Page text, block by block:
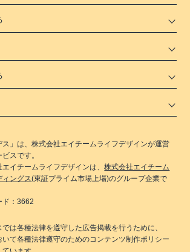
ス 」は、株式会社エイチームライフデザインが運営
スです。
エイチームライフデザインは、株式会社エイチーム
ィングス(東証プライム市場上場)のグループ企業で
ド：3662
では各種法律を遵守した広告掲載を行うために、
いて各種法律遵守のためのコンテンツ制作ポリシー